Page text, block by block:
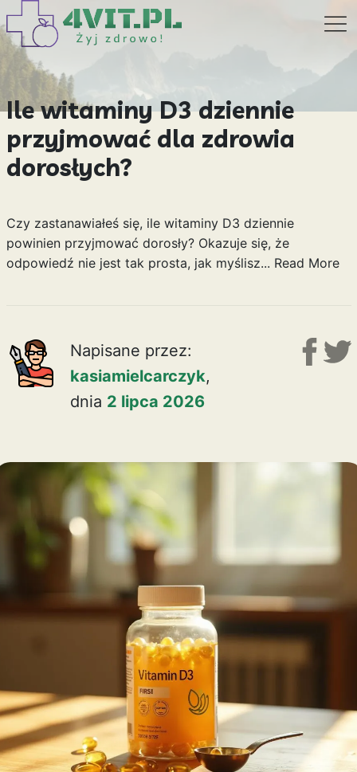
Ile witaminy D3 dziennie
przyjmować dla zdrowia
dorosłych?
Czy zastanawiałeś się, ile witaminy D3 dziennie
powinien przyjmować dorosły? Okazuje się, że
odpowiedź nie jest tak prosta, jak myślisz... Read More
Napisane przez:
kasiamielcarczyk,
dnia 2 lipca 2026